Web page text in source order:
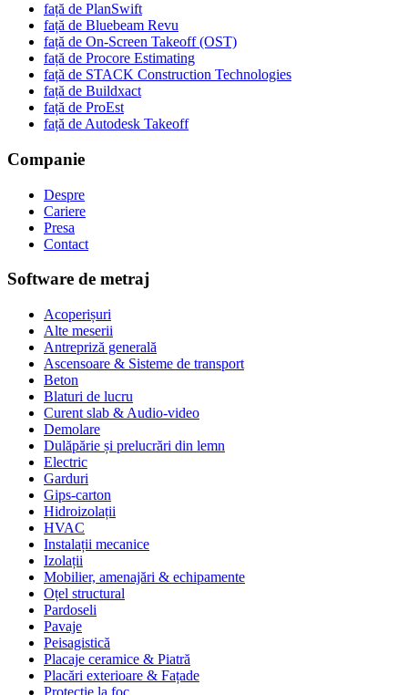
față de PlanSwift
față de Bluebeam Revu
față de On-Screen Takeoff (OST)
față de Procore Estimating
față de STACK Construction Technologies
față de Buildxact
față de ProEst
față de Autodesk Takeoff
Companie
Despre
Cariere
Presa
Contact
Software de metraj
Acoperișuri
Alte meserii
Antrepriză generală
Ascensoare & Sisteme de transport
Beton
Blaturi de lucru
Curent slab & Audio-video
Demolare
Dulăpărie și prelucrări din lemn
Electric
Garduri
Gips-carton
Hidroizolații
HVAC
Instalații mecanice
Izolații
Mobilier, amenajări & echipamente
Oțel structural
Pardoseli
Pavaje
Peisagistică
Placaje ceramice & Piatră
Placări exterioare & Fațade
Protecție la foc